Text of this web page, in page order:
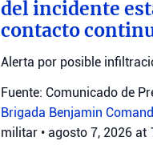
del incidente
contacto
Alerta por posible
Fuente: Comunicado de
Brigada Benjamin
militar • agosto 7, 2026 at